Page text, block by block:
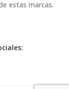
estas marcas.